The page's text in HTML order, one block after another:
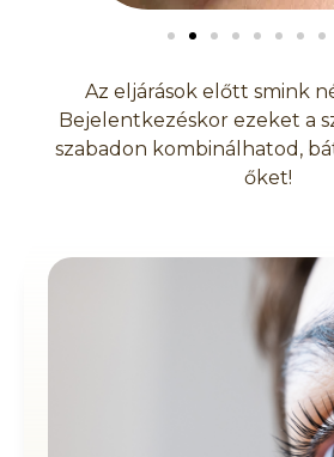
Az eljárások előtt smink
Bejelentkezéskor ezeket a
szabadon kombinálhatod,
őket!